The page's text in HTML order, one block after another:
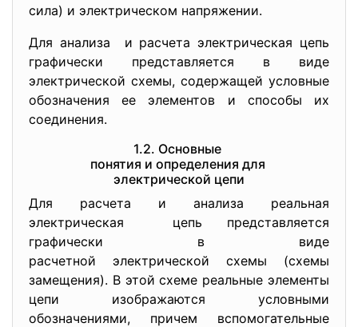
сила) и электрическом напряжении.
Для анализа и расчета электрическая цепь
графически представляется в виде
электрической схемы, содержащей условные
обозначения ее элементов и способы их
соединения.
1.2. Основные
понятия и определения для
электрической цепи
Для расчета и анализа реальная
электрическая цепь представляется
графически в виде
расчетной электрической схемы (схемы
замещения). В этой схеме реальные элементы
цепи изображаются условными
обозначениями, причем вспомогательные